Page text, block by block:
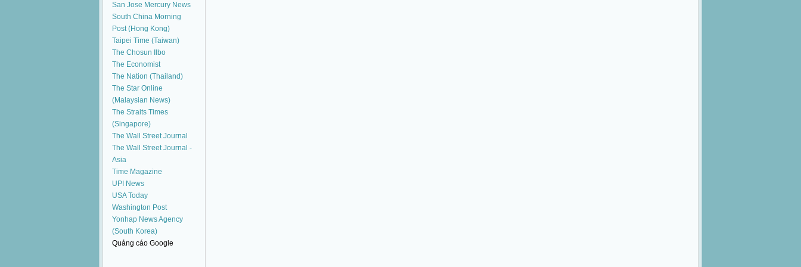
San Jose Mercury News
South China Morning
Post (Hong Kong)
Taipei Time (Taiwan)
The Chosun Ilbo
The Economist
The Nation (Thailand)
The Star Online
(Malaysian News)
The Straits Times
(Singapore)
The Wall Street Journal
The Wall Street Journal -
Asia
Time Magazine
UPI News
USA Today
Washington Post
Yonhap News Agency
(South Korea)
Quảng cáo Google